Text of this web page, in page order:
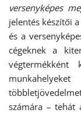
versenyképes
jelentés készítői
és a
cégeknek a
számára – tehát